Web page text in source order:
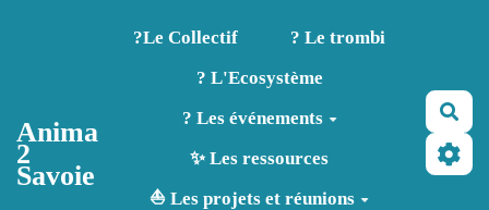
Aller au contenu principal
Anima
2
Savoie
?️Le Collectif
? Le trombi
? L'Ecosystème
? Les événements
✨ Les ressources
⛵ Les projets et réunions